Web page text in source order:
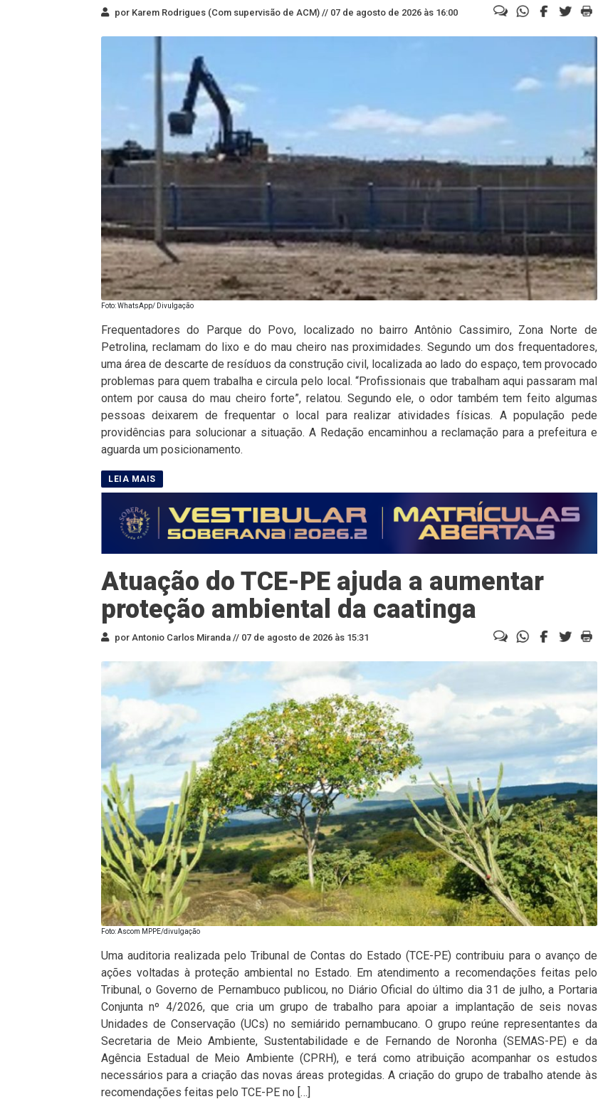
por Karem Rodrigues (Com supervisão de ACM) // 07 de agosto de 2026 às 16:00
Foto: WhatsApp/ Divulgação
Frequentadores do Parque do Povo, localizado no bairro Antônio Cassimiro, Zona Norte de
Petrolina, reclamam do lixo e do mau cheiro nas proximidades. Segundo um dos frequentadores,
uma área de descarte de resíduos da construção civil, localizada ao lado do espaço, tem provocado
problemas para quem trabalha e circula pelo local. “Profissionais que trabalham aqui passaram mal
ontem por causa do mau cheiro forte”, relatou. Segundo ele, o odor também tem feito algumas
pessoas deixarem de frequentar o local para realizar atividades físicas. A população pede
providências para solucionar a situação. A Redação encaminhou a reclamação para a prefeitura e
aguarda um posicionamento.
Atuação do TCE-PE ajuda a aumentar
proteção ambiental da caatinga
por Antonio Carlos Miranda // 07 de agosto de 2026 às 15:31
Foto: Ascom MPPE/divulgação
Uma auditoria realizada pelo Tribunal de Contas do Estado (TCE-PE) contribuiu para o avanço de
ações voltadas à proteção ambiental no Estado. Em atendimento a recomendações feitas pelo
Tribunal, o Governo de Pernambuco publicou, no Diário Oficial do último dia 31 de julho, a Portaria
Conjunta nº 4/2026, que cria um grupo de trabalho para apoiar a implantação de seis novas
Unidades de Conservação (UCs) no semiárido pernambucano. O grupo reúne representantes da
Secretaria de Meio Ambiente, Sustentabilidade e de Fernando de Noronha (SEMAS-PE) e da
Agência Estadual de Meio Ambiente (CPRH), e terá como atribuição acompanhar os estudos
necessários para a criação das novas áreas protegidas. A criação do grupo de trabalho atende às
recomendações feitas pelo TCE-PE no […]